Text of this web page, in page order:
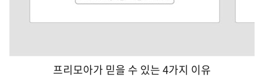
프리모아가 믿을 수 있는 4가지 이유